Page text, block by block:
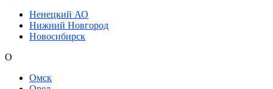
Ненецкий АО
Нижний Новгород
Новосибирск
О
Омск